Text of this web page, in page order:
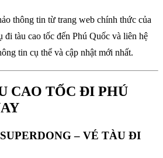
thông tin từ trang web chính thức của
đi tàu cao tốc đến Phú Quốc và liên hệ
tin cụ thể và cập nhật mới nhất.
CAO TỐC ĐI PHÚ
– VÉ TÀU ĐI